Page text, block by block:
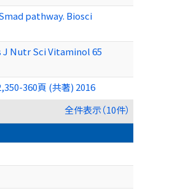
pathway. Biosci
Nutr Sci Vitaminol 65
360頁 (共著) 2016
全件表示（10件）